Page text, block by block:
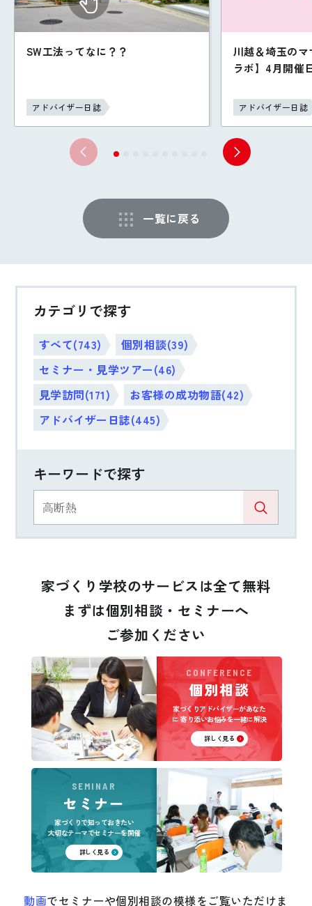
SW工法ってなに？？
アドバイザー日誌
川越＆埼玉の
ラボ】4月開催
アドバイザー日誌
一覧に戻る
カテゴリで探す
すべて(743)
個別相談(39)
セミナー・見学ツアー(46)
見学訪問(171)
お客様の成功物語(42)
アドバイザー日誌(445)
キーワードで探す
家づくり学校のサービスは全て無料
まずは個別相談・セミナーへ
ご参加ください
CONFERENCE
個別相談
家づくりアドバイザーがあなた
に寄り添いお悩みを一緒に解決
詳しく見る
SEMINAR
セミナー
家づくりで知っておきたい
大切なテーマでセミナーを開催
詳しく見る
動画でセミナーや個別相談の模様をご覧いただけま